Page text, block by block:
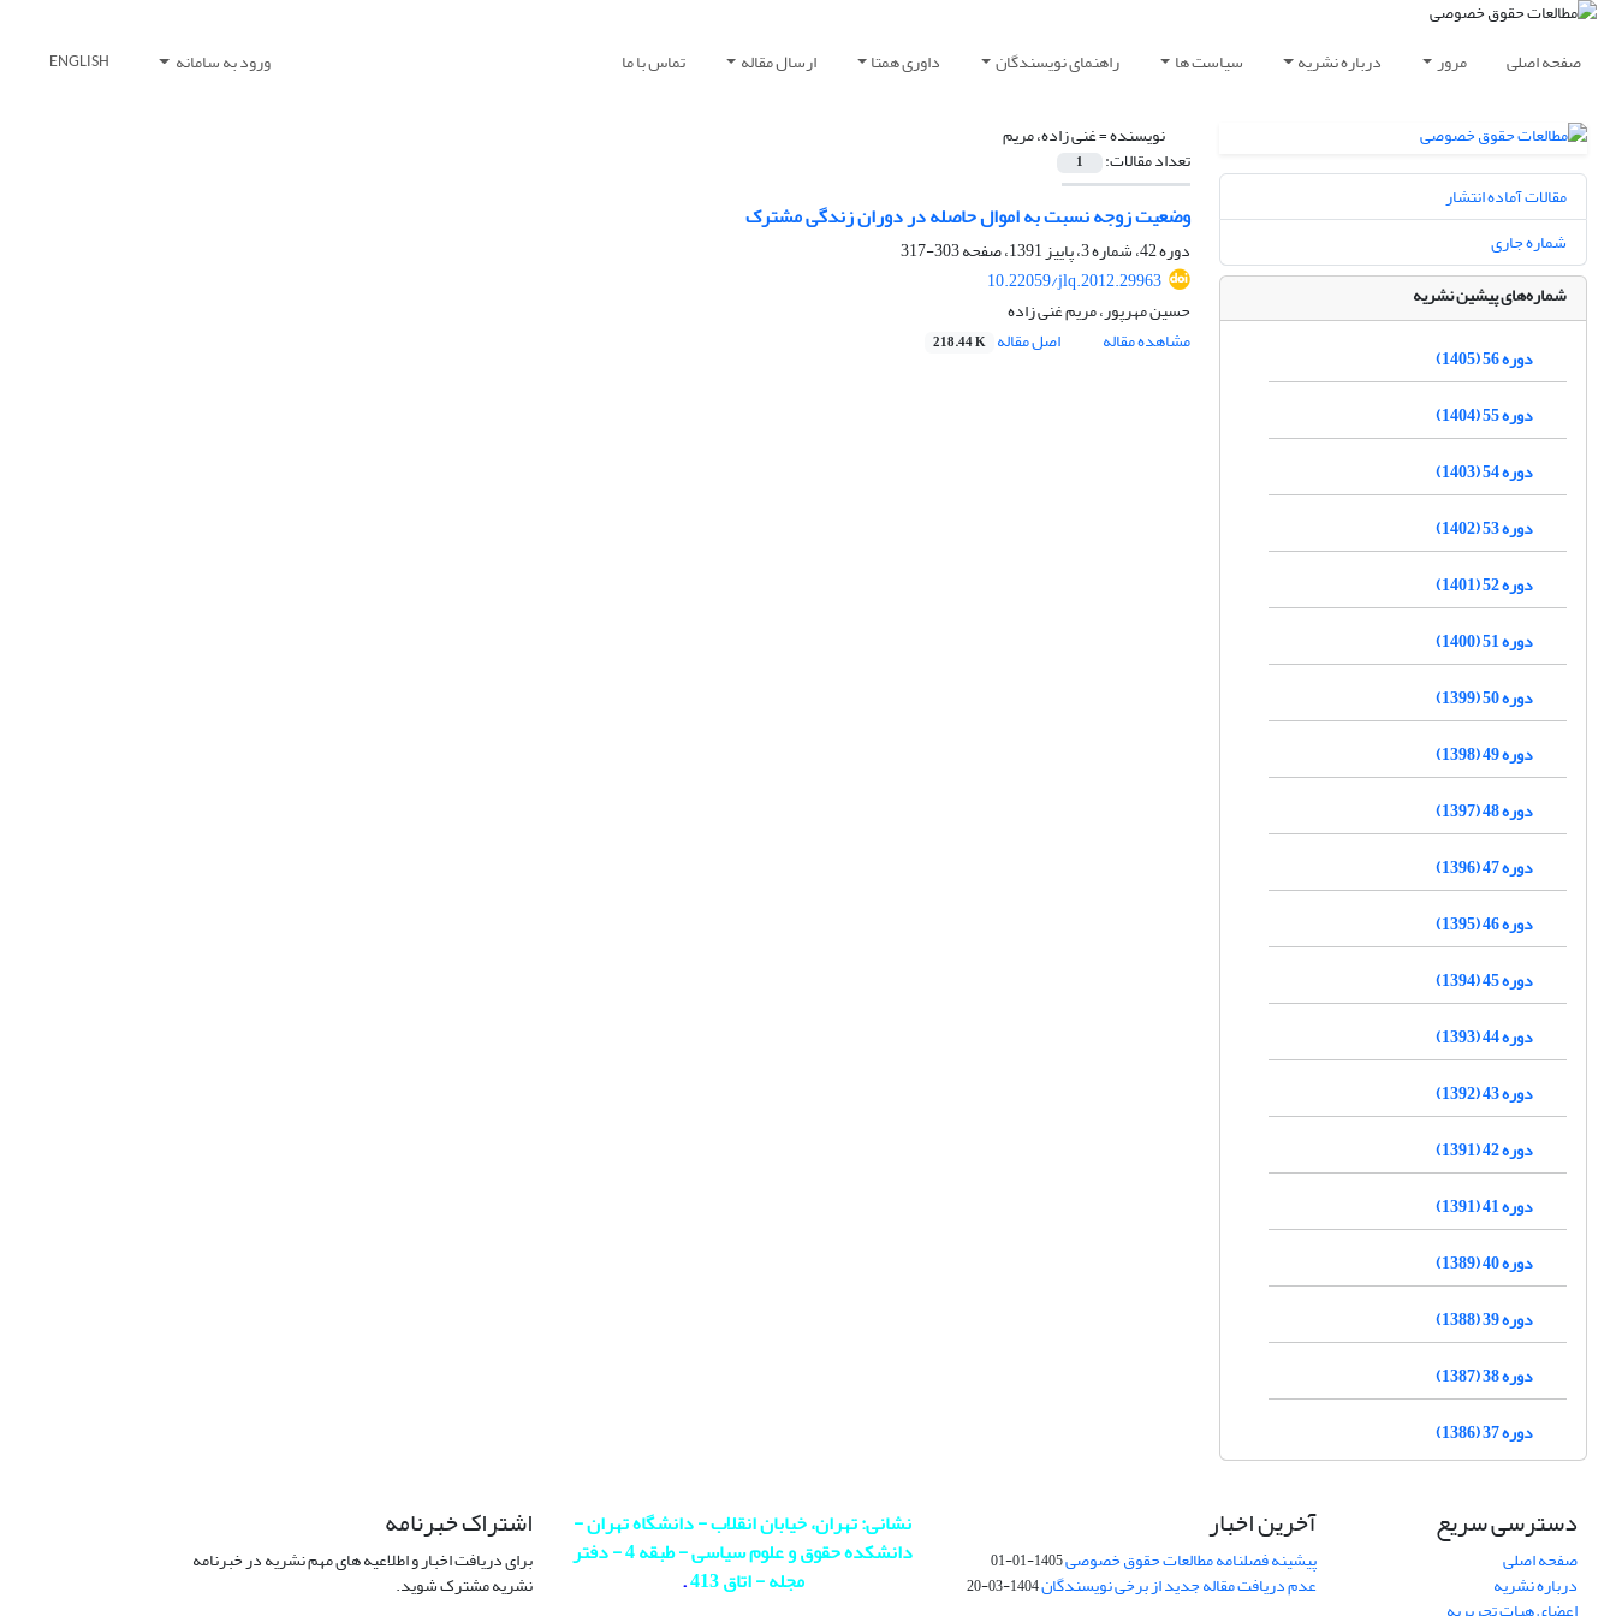
صفحه اصلی مرور درباره نشریه سیاست ها راهنمای نویسندگان داوری همتا ارسال مقاله تماس با ما ورود به سامانه ENGLISH
نویسنده =غنی زاده، مریم
تعداد مقالات: 1
وضعیت زوجه نسبت به اموال حاصله در دوران زندگی مشترک
دوره 42، شماره 3، پاییز 1391، صفحه
303-317
10.22059/jlq.2012.29963
حسین مهرپور، مریم غنی زاده
مشاهده مقاله
اصل مقاله 218.44 K
مقالات آماده انتشار
شماره جاری
شماره‌های پیشین نشریه
دوره 56 (1405)
دوره 55 (1404)
دوره 54 (1403)
دوره 53 (1402)
دوره 52 (1401)
دوره 51 (1400)
دوره 50 (1399)
دوره 49 (1398)
دوره 48 (1397)
دوره 47 (1396)
دوره 46 (1395)
دوره 45 (1394)
دوره 44 (1393)
دوره 43 (1392)
دوره 42 (1391)
دوره 41 (1391)
دوره 40 (1389)
دوره 39 (1388)
دوره 38 (1387)
دوره 37 (1386)
دسترسی سریع
صفحه اصلی
درباره نشریه
آخرین اخبار
پیشینه فصلنامه مطالعات حقوق خصوصی1405-01-01
عدم دریافت مقاله جدید از برخی نویسندگان1404-03-20
نشانی: تهران، خیابان انقلاب - دانشگاه تهران -
دانشکده حقوق و علوم سیاسی - طبقه 4 - دفتر
مجله - اتاق 413
.
اشتراک خبرنامه
برای دریافت اخبار و اطلاعیه های مهم نشریه در خبرنامه
نشریه مشترک شوید.